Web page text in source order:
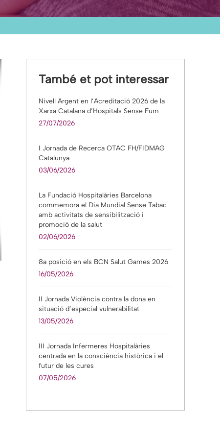
També et pot interessar
Nivell Argent en l’Acreditació 2026 de la
Xarxa Catalana d’Hospitals Sense Fum
27/07/2026
I Jornada de Recerca OTAC FH/FIDMAG
Catalunya
03/06/2026
La Fundació Hospitalàries Barcelona
commemora el Dia Mundial Sense Tabac
amb activitats de sensibilització i
promoció de la salut
02/06/2026
8a posició en els BCN Salut Games 2026
16/05/2026
II Jornada Violència contra la dona en
situació d’especial vulnerabilitat
13/05/2026
III Jornada Infermeres Hospitalàries
centrada en la consciència històrica i el
futur de les cures
07/05/2026